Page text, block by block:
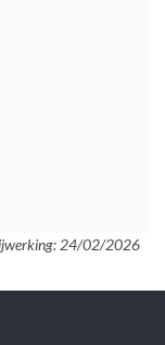
24/02/2026